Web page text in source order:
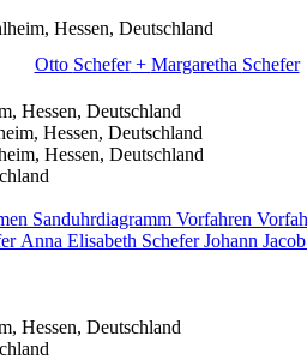
Hessen, Deutschland
Otto Schefer+ Margaretha Schefer
Hessen, Deutschland
Hessen, Deutschland
Hessen, Deutschland
Sanduhrdiagramm Vorfahren
Anna Elisabeth Schefer Johann Jacob
Hessen, Deutschland